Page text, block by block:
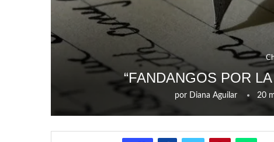
“FANDANGOS POR
por Diana Aguilar 20